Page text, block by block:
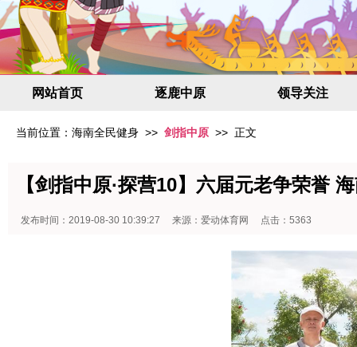
网站首页 逐鹿中原 领导关注
当前位置： 海南全民健身 >> 剑指中原 >> 正文
【剑指中原·探营10】六届元老争荣誉
发布时间：2019-08-30 10:39:27 来源：爱动体育网 点击：5363